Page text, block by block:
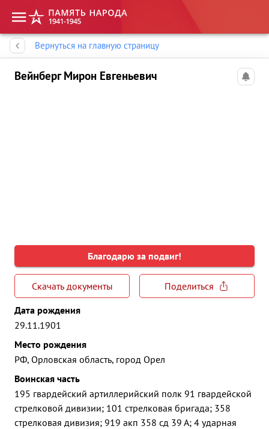
Вернуться на главную страницу
Вейнберг Мирон Евгеньевич
Благодарю за подвиг!
Скачать документы
Поделиться
Дата рождения
29.11.1901
Место рождения
РФ, Орловская область, город Орел
Воинская часть
195 гвардейский артиллерийский полк 91 гвардейской
стрелковой дивизии; 101 стрелковая бригада; 358
стрелковая дивизия; 919 акп 358 сд 39 А; 4 ударная
Память народа